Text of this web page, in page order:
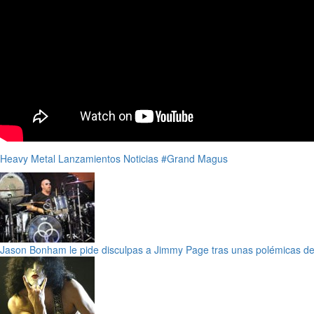
Heavy Metal Lanzamientos Noticias #Grand Magus
Jason Bonham le pide disculpas a Jimmy Page tras unas polémicas